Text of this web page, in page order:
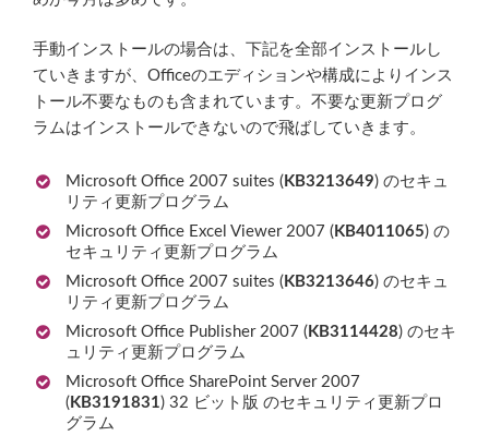
手動インストールの場合は、下記を全部インストールし
ていきますが、Officeのエディションや構成によりインス
トール不要なものも含まれています。不要な更新プログ
ラムはインストールできないので飛ばしていきます。
Microsoft Office 2007 suites ( KB3213649) のセキュ
リティ更新プログラム
Microsoft Office Excel Viewer 2007 ( KB4011065) の
セキュリティ更新プログラム
Microsoft Office 2007 suites ( KB3213646) のセキュ
リティ更新プログラム
Microsoft Office Publisher 2007 ( KB3114428) のセキ
ュリティ更新プログラム
Microsoft Office SharePoint Server 2007
( KB3191831) 32 ビット版 のセキュリティ更新プロ
グラム